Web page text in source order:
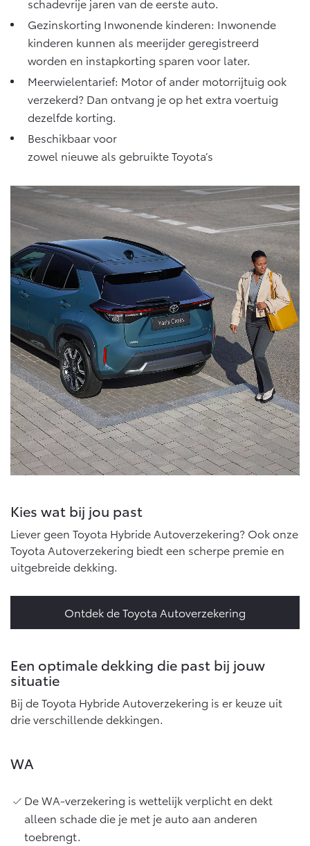
Gezinskorting Inwonende kinderen: Inwonende
kinderen kunnen als meerijder geregistreerd
worden en instapkorting sparen voor later.
Meerwielentarief: Motor of ander motorrijtuig ook
verzekerd? Dan ontvang je op het extra voertuig
dezelfde korting.
Beschikbaar voor
zowel nieuwe als gebruikte Toyota’s
Kies wat bij jou past
Liever geen Toyota Hybride Autoverzekering? Ook onze
Toyota Autoverzekering biedt een scherpe premie en
uitgebreide dekking.
Ontdek de Toyota Autoverzekering
Een optimale dekking die past bij jouw
situatie
Bij de Toyota Hybride Autoverzekering is er keuze uit
drie verschillende dekkingen.
WA
De WA-verzekering is wettelijk verplicht en dekt
alleen schade die je met je auto aan anderen
toebrengt.